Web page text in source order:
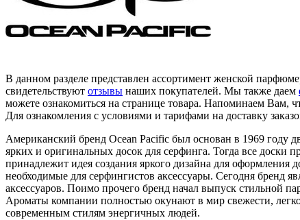
В данном разделе представлен ассортимент женской
свидетельствуют отзывы наших покупателей. Мы также даем
можете ознакомиться на странице товара. Напоминаем Вам,
Для ознакомления с условиями и тарифами на доставку
Американский бренд Ocean Pacific был основан в 1969
ярких и оригинальных досок для серфинга. Тогда все
принадлежит идея создания яркого дизайна для
необходимые для серфингистов аксессуары. Сегодня бренд
аксессуаров. Поимо прочего бренд начал выпуск стильной
Ароматы компании полностью окунают в мир свежести,
современным стилям энергичных людей.